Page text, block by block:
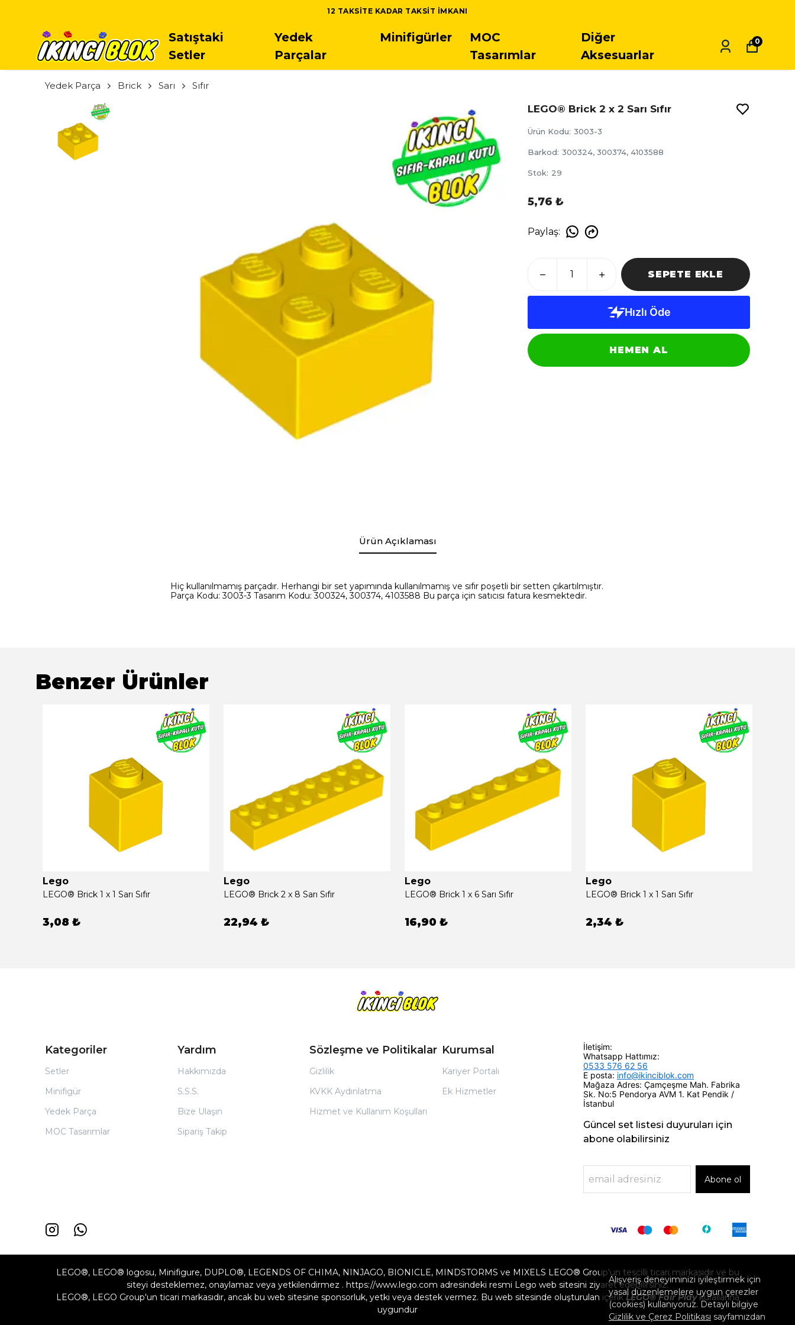
Satıştaki
Setler
Yedek
Parçalar
Minifigürler
MOC
Tasarımlar
Diğer
Aksesuarlar
0
Alışveriş deneyiminizi iyileştirmek için
yasal düzenlemelere uygun çerezler
(cookies) kullanıyoruz. Detaylı bilgiye
Gizlilik ve Çerez Politikası sayfamızdan
Yedek Parça Brick Sarı Sıfır
LEGO® Brick 2 x 2 Sarı Sıfır
Ürün Kodu: 3003-3
Barkod: 300324, 300374, 4103588
Stok: 29
5,76 ₺
Paylaş:
SEPETE EKLE
HEMEN AL
Ürün Açıklaması
Hiç kullanılmamış parçadır. Herhangi bir set yapımında kullanılmamış ve sıfır poşetli bir setten çıkartılmıştır.
Parça Kodu: 3003-3 Tasarım Kodu: 300324, 300374, 4103588 Bu parça için satıcısı fatura kesmektedir.
Benzer Ürünler
Lego
LEGO® Brick 1 x 1 Sarı Sıfır
3,08 ₺
Lego
LEGO® Brick 2 x 8 Sarı Sıfır
22,94 ₺
Lego
LEGO® Brick 1 x 6 Sarı Sıfır
16,90 ₺
Lego
LEGO® Brick 1 x 1 Sarı Sıfır
2,34 ₺
Kategoriler
Setler
Minifigür
Yedek Parça
MOC Tasarımlar
Yardım
Hakkımızda
S.S.S.
Bize Ulaşın
Sipariş Takip
Sözleşme ve Politikalar
Gizlilik
KVKK Aydınlatma
Hizmet ve Kullanım Koşulları
Kurumsal
Kariyer Portalı
Ek Hizmetler
İletişim:
Whatsapp Hattımız:
0533 576 62 56
E posta: info@ikinciblok.com
Mağaza Adres: Çamçeşme Mah. Fabrika
Sk. No:5 Pendorya AVM 1. Kat Pendik /
İstanbul
Güncel set listesi duyuruları için
abone olabilirsiniz
Abone ol
LEGO®, LEGO® logosu, Minifigure, DUPLO®, LEGENDS OF CHIMA, NINJAGO, BIONICLE, MINDSTORMS ve MIXELS LEGO® Group'un tescilli ticari markasıdır ve bu
siteyi desteklemez, onaylamaz veya yetkilendirmez . https://www.lego.com adresindeki resmi Lego web sitesini ziyaret edebilirsiniz.
LEGO®, LEGO Group'un ticari markasıdır, ancak bu web sitesine sponsorluk, yetki veya destek vermez. Bu web sitesinde oluşturulan içerikLEGO® Fair Playkurallarına
uygundur